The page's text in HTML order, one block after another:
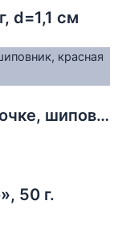
d=1,1 см
Чай новогодний в мешочке, шиповник, красная смородина, 30 г
50 г.